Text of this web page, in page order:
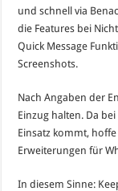
und schnell via
die Features bei
Quick Message
Screenshots.
Nach Angaben der
Einzug halten. Da
Einsatz kommt,
Erweiterungen für
In diesem Sinne: